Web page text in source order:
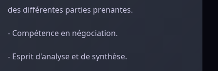
des différentes parties prenantes.
- Compétence en négociation.
- Esprit d'analyse et de synthèse.